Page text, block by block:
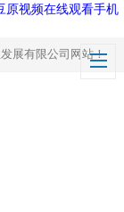
原视频在线观看手机
有限公司网站！